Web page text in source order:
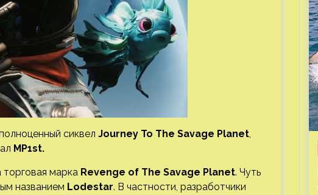
сиквел Journey To The Savage Planet,
MP1st.
марка Revenge of The Savage Planet. Чуть
названием Lodestar. В частности, разработчики